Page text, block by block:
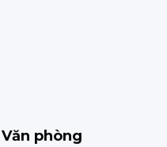
Văn phòng